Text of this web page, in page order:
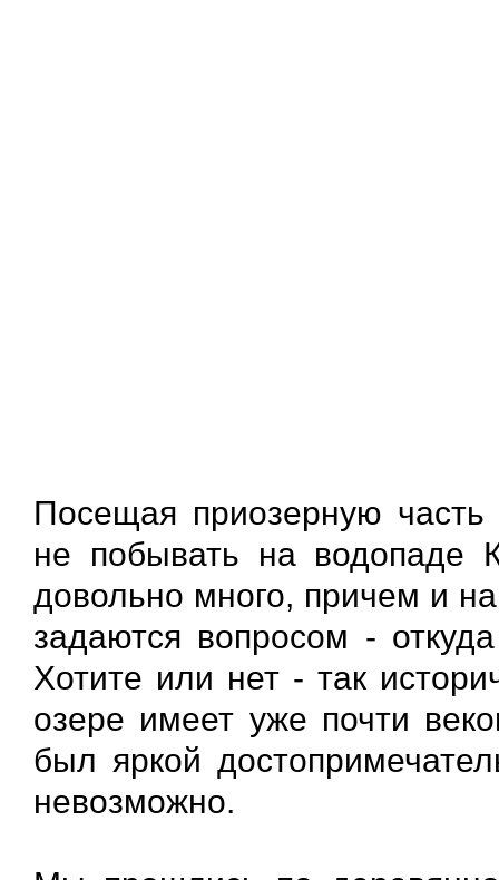
Посещая приозерную часть
не побывать на водопаде
довольно много, причем и
задаются вопросом -
Хотите или нет - так
озере имеет уже почти
был яркой
невозможно.